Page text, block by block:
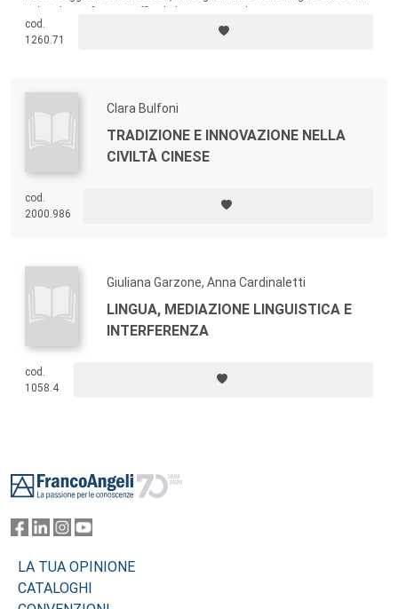
cod.
1260.71
Clara Bulfoni
TRADIZIONE E INNOVAZIONE NELLA
CIVILTÀ CINESE
cod.
2000.986
Giuliana Garzone, Anna Cardinaletti
LINGUA, MEDIAZIONE LINGUISTICA E
INTERFERENZA
cod.
1058.4
LA TUA OPINIONE
CATALOGHI